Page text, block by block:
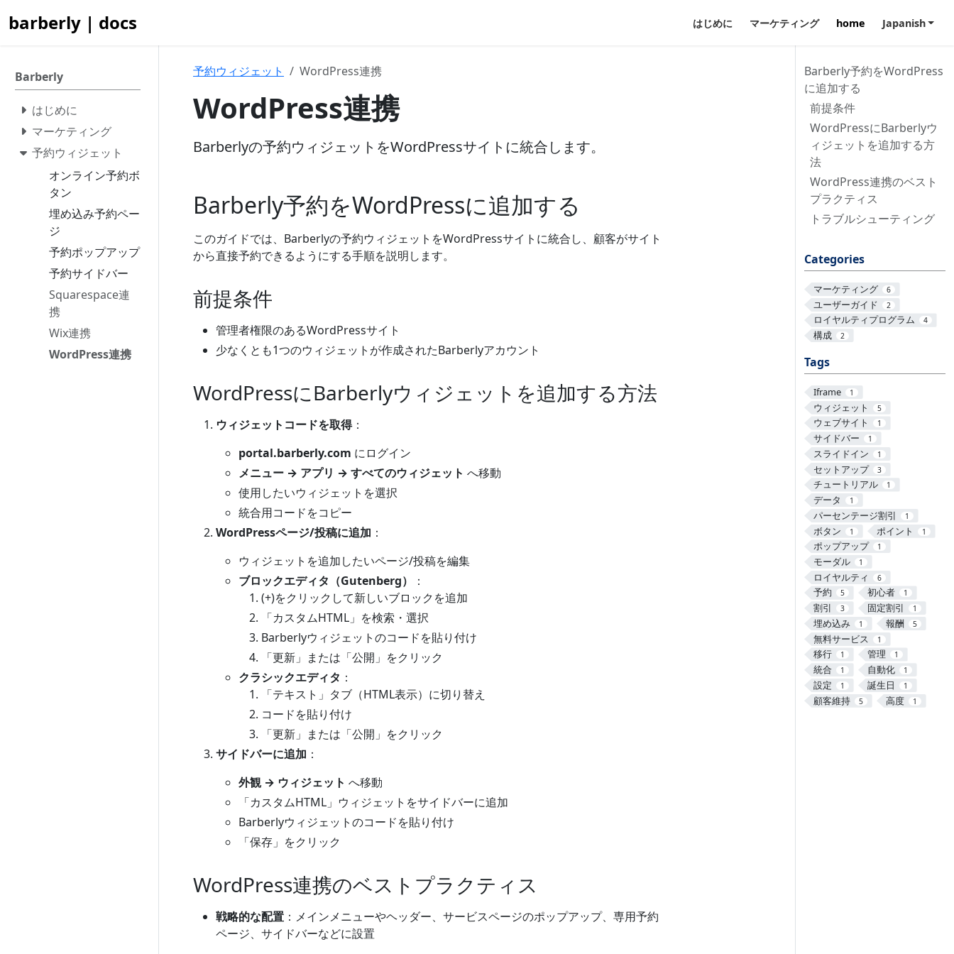
barberly | docs はじめに マーケティング home Japanish
Barberly
はじめに
マーケティング
予約ウィジェット
オンライン予約ボ
タン
埋め込み予約ペー
ジ
予約ポップアップ
予約サイドバー
Squarespace連
携
Wix連携
WordPress連携
Barberly予約をWordPress
に追加する
前提条件
WordPressにBarberlyウ
ィジェットを追加する方
法
WordPress連携のベスト
プラクティス
トラブルシューティング
Categories
マーケティング 6
ユーザーガイド 2
ロイヤルティプログラム 4
構成 2
Tags
Iframe 1
ウィジェット 5
ウェブサイト 1
サイドバー 1
スライドイン 1
セットアップ 3
チュートリアル 1
データ 1
パーセンテージ割引 1
ボタン 1 ポイント 1
ポップアップ 1
モーダル 1
ロイヤルティ 6
予約 5 初心者 1
割引 3 固定割引 1
埋め込み 1 報酬 5
無料サービス 1
移行 1 管理 1
統合 1 自動化 1
設定 1 誕生日 1
顧客維持 5 高度 1
予約ウィジェット WordPress連携
WordPress連携
Barberlyの予約ウィジェットをWordPressサイトに統合します。
Barberly予約をWordPressに追加する
このガイドでは、Barberlyの予約ウィジェットをWordPressサイトに統合し、顧客がサイト
から直接予約できるようにする手順を説明します。
前提条件
管理者権限のあるWordPressサイト
少なくとも1つのウィジェットが作成されたBarberlyアカウント
WordPressにBarberlyウィジェットを追加する方法
ウィジェットコードを取得：
portal.barberly.com にログイン
メニュー → アプリ → すべてのウィジェット へ移動
使用したいウィジェットを選択
統合用コードをコピー
WordPressページ/投稿に追加 ：
ウィジェットを追加したいページ/投稿を編集
ブロックエディタ（Gutenberg）
：
(+)をクリックして新しいブロックを追加
「カスタムHTML」を検索・選択
Barberlyウィジェットのコードを貼り付け
「更新」または「公開」をクリック
クラシックエディタ ：
「テキスト」タブ（HTML表示）に切り替え
コードを貼り付け
「更新」または「公開」をクリック
サイドバーに追加 ：
外観 → ウィジェット へ移動
「カスタムHTML」ウィジェットをサイドバーに追加
Barberlyウィジェットのコードを貼り付け
「保存」をクリック
WordPress連携のベストプラクティス
戦略的な配置 ：メインメニューやヘッダー、サービスページのポップアップ、専用予約
ページ、サイドバーなどに設置